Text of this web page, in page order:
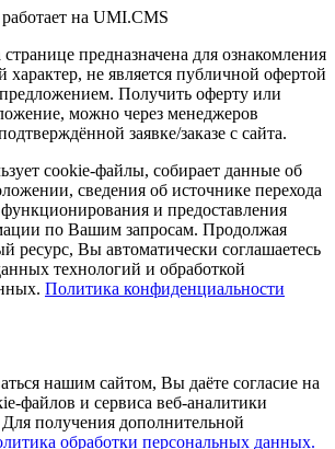
на UMI.CMS
предназначена для ознакомления
не является публичной офертой
Получить оферту или
можно через менеджеров
заявке/заказе с сайта.
cookie-файлы, собирает данные об
сведения об источнике перехода
функционирования и предоставления
по Вашим запросам. Продолжая
ресурс, Вы автоматически соглашаетесь
технологий и обработкой
Политика конфиденциальности
нашим сайтом, Вы даёте согласие на
файлов и сервиса веб-аналитики
получения дополнительной
обработки персональных данных.